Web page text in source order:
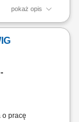
pokaż opis
systemów
wykonania i
o pracę